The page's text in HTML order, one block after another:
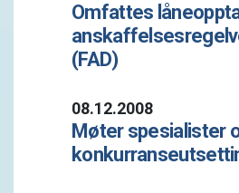
Omfattes
(FAD)
08.12.2008
Møter spesialister